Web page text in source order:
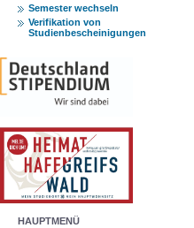
Semester wechseln
Verifikation von
Studienbescheinigungen
HAUPTMENÜ